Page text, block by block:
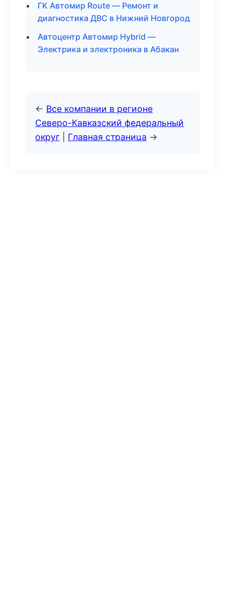
ГК Автомир Route — Ремонт и
диагностика ДВС в Нижний Новгород
Автоцентр Автомир Hybrid —
Электрика и электроника в Абакан
← Все компании в регионе
Северо-Кавказский федеральный
округ
Главная страница →